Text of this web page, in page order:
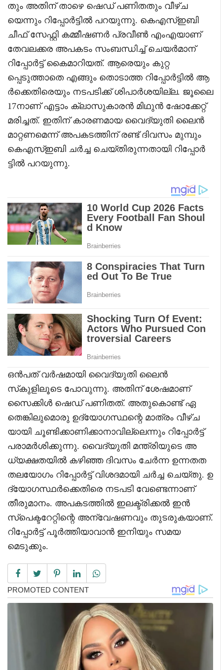
തും അതിന് താഴെ ഷെഡ് പണിതതും വീഴ്ച
യെന്നും റിപ്പോർട്ടിൽ പറയുന്നു. കെഎസ്ഇബി
ചീഫ് സേഫ്റ്റി കമ്മീഷണർ പ്രവീൺ എംഎയാണ്
തേവലക്കര അപകടം സംബന്ധിച്ച് ചെയർമാന്
റിപ്പോർട്ട് കൈമാറിയത്. ആരെയും കുറ്റ
പ്പെടുത്താതെ എങ്ങും തൊടാത്ത റിപ്പോർട്ടിൽ ആ
ർക്കെതിരെയും നടപടിക്ക് ശിപാർശയില്ല. ജൂലൈ
17നാണ് എട്ടാം ക്ലാസുകാരൻ മിഥുൻ ഷോക്കേറ്റ്
മരിച്ചത്. ഇതിന് കാരണമായ വൈദ്യുതി ലൈൻ
മാറ്റണമെന്ന് അപകടത്തിന് രണ്ട് ദിവസം മുമ്പും
കെഎസ്ഇബി ചർച്ച ചെയ്തിരുന്നതായി റിപ്പോർ
ട്ടിൽ പറയുന്നു.
ഒൻപത് വർഷമായി വൈദ്യുതി ലൈൻ
സ്‌കുളിലൂടെ പോവുന്നു. അതിന് ശേഷമാണ്
സൈക്കിൾ ഷെഡ് പണിതത്. അതുകൊണ്ട് ഏ
തെങ്കിലുമൊരു ഉദ്യോഗസ്ഥന്റെ മാത്രം വീഴ്ച
യായി ചൂണ്ടിക്കാണിക്കാനാവില്ലെന്നും റിപ്പോർട്ട്
പരാമർശിക്കുന്നു. വൈദ്യുതി മന്ത്രിയുടെ അ
ധ്യക്ഷതയിൽ കഴിഞ്ഞ ദിവസം ചേർന്ന ഉന്നതത
തലയോഗം റിപ്പോർട്ട് വിശദമായി ചർച്ച ചെയ്തു. ഉ
ദ്യോഗസ്ഥർക്കെതിരെ നടപടി വേണ്ടെന്നാണ്
തീരുമാനം. അപകടത്തിൽ ഇലക്ട്രിക്കൽ ഇൻ
സ്‌പെക്ടറേറ്റിന്റെ അന്വേഷണവും തുടരുകയാണ്.
റിപ്പോർട്ട് പൂർത്തിയാവാൻ ഇനിയും സമയ
മെടുക്കും.